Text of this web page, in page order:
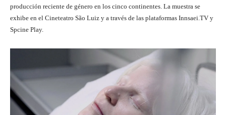
producción reciente de género en los cinco continentes. La muestra se
exhibe en el Cineteatro São Luiz y a través de las plataformas Innsaei.TV y
Spcine Play.